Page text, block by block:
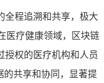
全程追溯和共享，极大
医疗健康领域，区块链
授权的医疗机构和人员
的共享和协同，显著提